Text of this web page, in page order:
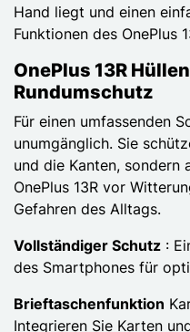
Hand liegt und einen
Funktionen des OnePlus
OnePlus 13R
Rundumschutz
Für einen umfassenden
unumgänglich. Sie
und die Kanten, sondern
OnePlus 13R vor
Gefahren des Alltags.
Vollständiger Schutz :
des Smartphones für
Brieftaschenfunktion
Integrieren Sie Karten